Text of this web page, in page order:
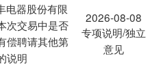
电器股份有限
次交易中是否
偿聘请其他第
说明
2026-08-08
专项说明/独立
意见